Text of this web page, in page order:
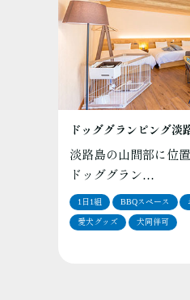
ドッググランピング淡
淡路島の山間部に位
ドッググラン…
1日1組 BBQスペース
愛犬グッズ 犬同伴可